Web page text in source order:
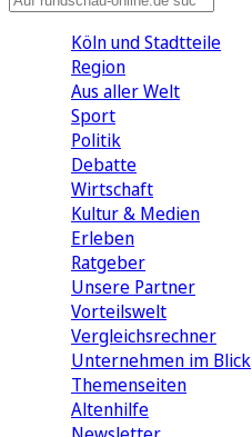
Köln und Stadtteile
Region
Aus aller Welt
Sport
Politik
Debatte
Wirtschaft
Kultur & Medien
Erleben
Ratgeber
Unsere Partner
Vorteilswelt
Vergleichsrechner
Unternehmen im Blick
Themenseiten
Altenhilfe